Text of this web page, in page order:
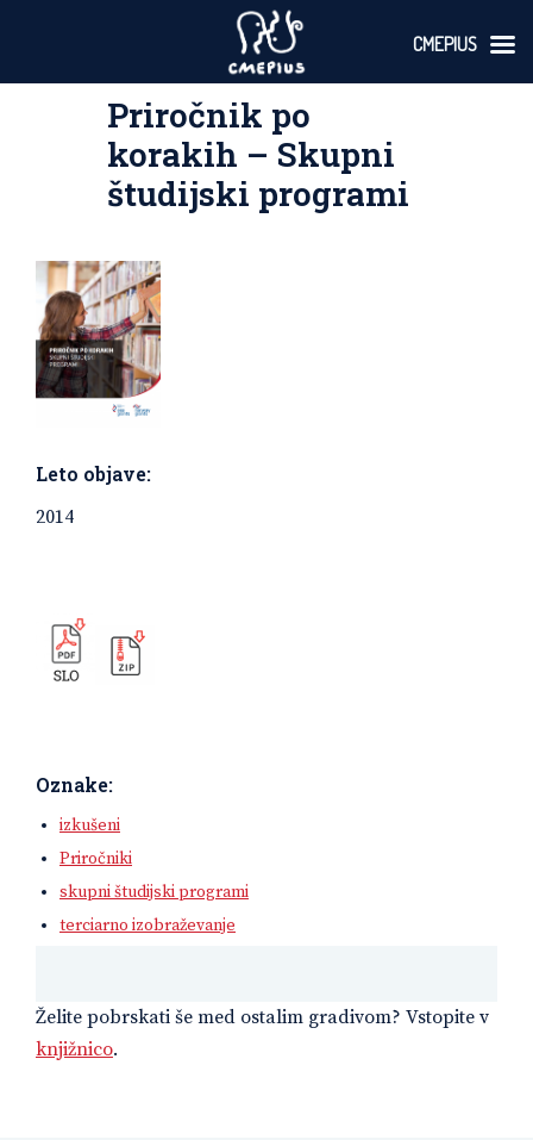
Priročnik po
korakih – Skupni
študijski programi
Leto objave:
2014
Oznake:
izkušeni
Priročniki
skupni študijski programi
terciarno izobraževanje
Želite pobrskati še med ostalim gradivom? Vstopite v
knjižnico.
CMEPIUS